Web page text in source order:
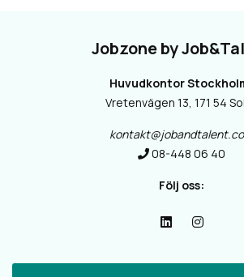
Jobzone by
Huvudkontor
Vretenvägen 13, 171 54
08-448 06 40
Följ oss: